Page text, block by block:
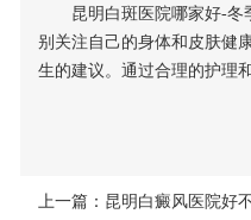
昆明白斑医院哪家好-冬
别关注自己的身体和皮肤健
生的建议。通过合理的护理
上一篇： 昆明白癜风医院好